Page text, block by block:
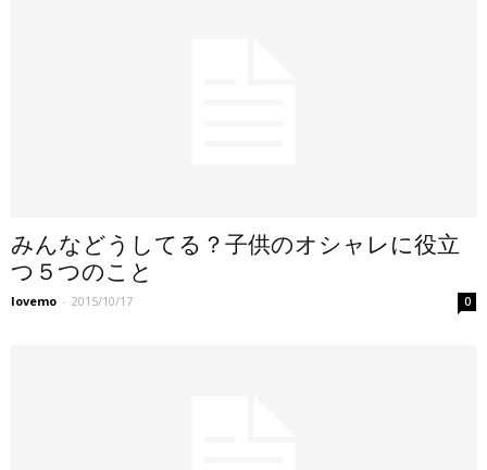
みんなどうしてる？子供のオシャレに役立
つ５つのこと
lovemo - 2015/10/17 0